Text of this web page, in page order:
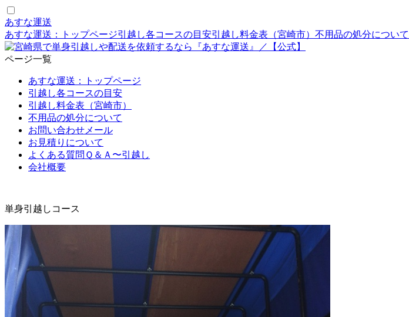
あすな運送
あすな運送：トップページ引越し各コースの目安引越し料金表（宮崎市） 不用品の処分について
ページ一覧
あすな運送：トップページ
引越し各コースの目安
引越し料金表（宮崎市）
不用品の処分について
お問い合わせメール
お見積りについて
よくある質問Ｑ＆Ａ〜引越し
会社概要
単身引越し コース